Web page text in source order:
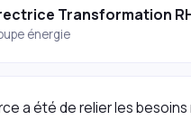
Transformation
énergie
a été de relier les besoins